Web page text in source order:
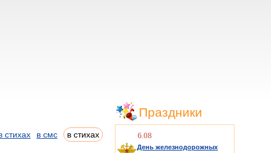
стихах в смс в стихах
Праздники
6.08
День железнодорожных